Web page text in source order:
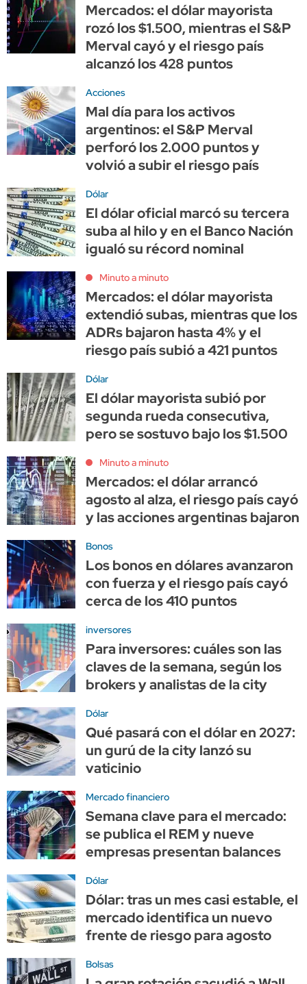
Mercados: el dólar mayorista
rozó los $1.500, mientras el S&P
Merval cayó y el riesgo país
alcanzó los 428 puntos
Acciones
Mal día para los activos
argentinos: el S&P Merval
perforó los 2.000 puntos y
volvió a subir el riesgo país
Dólar
El dólar oficial marcó su tercera
suba al hilo y en el Banco Nación
igualó su récord nominal
Minuto a minuto
Mercados: el dólar mayorista
extendió subas, mientras que los
ADRs bajaron hasta 4% y el
riesgo país subió a 421 puntos
Dólar
El dólar mayorista subió por
segunda rueda consecutiva,
pero se sostuvo bajo los $1.500
Minuto a minuto
Mercados: el dólar arrancó
agosto al alza, el riesgo país cayó
y las acciones argentinas bajaron
Bonos
Los bonos en dólares avanzaron
con fuerza y el riesgo país cayó
cerca de los 410 puntos
inversores
Para inversores: cuáles son las
claves de la semana, según los
brokers y analistas de la city
Dólar
Qué pasará con el dólar en 2027:
un gurú de la city lanzó su
vaticinio
Mercado financiero
Semana clave para el mercado:
se publica el REM y nueve
empresas presentan balances
Dólar
Dólar: tras un mes casi estable, el
mercado identifica un nuevo
frente de riesgo para agosto
Bolsas